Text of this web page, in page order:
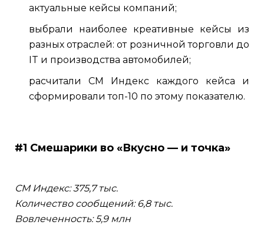
актуальные кейсы компаний;
выбрали наиболее креативные кейсы из
разных отраслей: от розничной торговли до
IT и производства автомобилей;
расчитали СМ Индекс каждого кейса и
сформировали топ-10 по этому показателю.
#1 Смешарики во «Вкусно — и точка»
СМ Индекс: 375,7 тыс.
Количество сообщений: 6,8 тыс.
Вовлеченность: 5,9 млн